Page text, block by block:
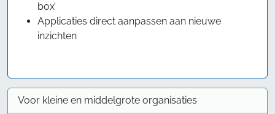
box’
Applicaties direct aanpassen aan nieuwe
inzichten
Voor kleine en middelgrote organisaties